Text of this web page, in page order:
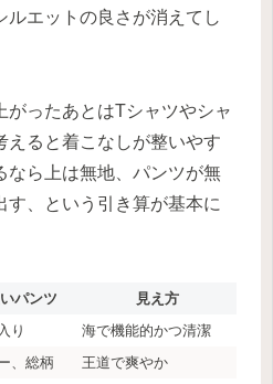
ルエットの良さが消えてし
がったあとはTシャツやシャ
えると着こなしが整いやす
なら上は無地、パンツが無
す、という引き算が基本に
パンツ
見え方
り
海で機能的かつ清潔
、総柄
王道で爽やか